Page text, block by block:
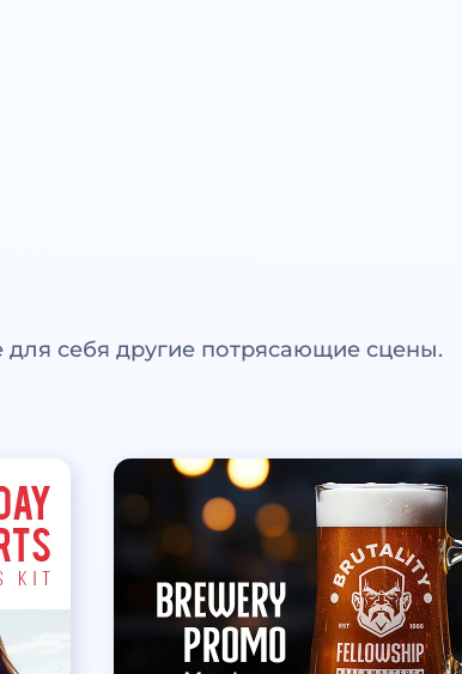
себя другие потрясающие сцены.